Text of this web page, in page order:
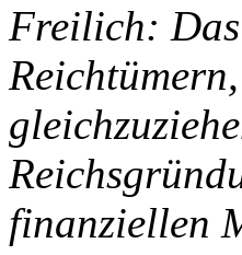
Freilich:
finanziellen